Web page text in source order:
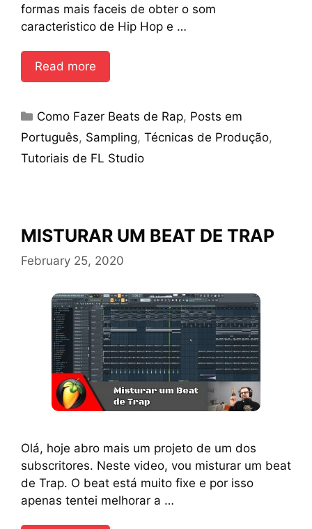
formas mais faceis de obter o som
caracteristico de Hip Hop e …
Read more
Categories
Como Fazer Beats de Rap, Posts em
Português, Sampling, Técnicas de Produção,
Tutoriais de FL Studio
MISTURAR UM BEAT DE TRAP
February 25, 2020
Olá, hoje abro mais um projeto de um dos
subscritores. Neste video, vou misturar um beat
de Trap. O beat está muito fixe e por isso
apenas tentei melhorar a …